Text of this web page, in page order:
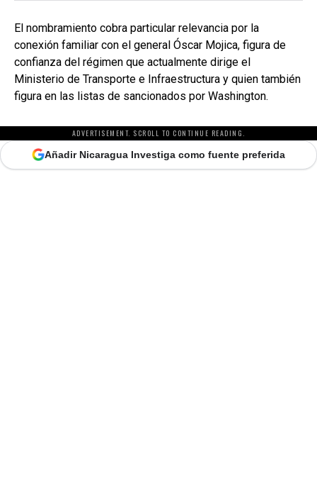
El nombramiento cobra particular relevancia por la
conexión familiar con el general Óscar Mojica, figura de
confianza del régimen que actualmente dirige el
Ministerio de Transporte e Infraestructura y quien también
figura en las listas de sancionados por Washington.
ADVERTISEMENT. SCROLL TO CONTINUE READING.
Añadir Nicaragua Investiga como fuente preferida